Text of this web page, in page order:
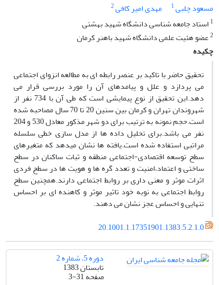
مسعود چلبی1 مهدی امیر کافی2
1 استاد جامعه شناسی دانشگاه شهید بهشتی
2عضو هئیت علمی دانشگاه شهید باهنر کرمان
چکیده
تحقیق حاضر با تاکید بر عنصر رابطه ای به مطالعه انزوای اجتماعی
می پردازد و علل و پیامدهای آن را مورد بررسی قرار می
دهد.این تحقیق از نوع پیمایشی است که طی آن با 734 نفر از
شهروندان تهران و کرمان بین سنین 20 تا 70 سال مصاحبه شده
است.حجم نمونه به ترتیب برای دو شهر مذکور معادل 530 و 204
نفر می باشد.برای تحلیل داده ها از مدل سازی خطی سلسله
مراتبی استفاده شده است.یافته ها نشان میدهد که متغیرهای
سطح توسعه اقتصادی-اجتماعی منطقه و ثبات ساکنان در سطح
ساختی و اعتماد،امنیت و تعدد گره ها و هویت ها در سطح فردی
اثرات موثر و معنی داری بر روابط اجتماعی دارند.همچنین سطح
روابط اجتماعی به نوبه خود تاثیر موثر و کاهنده ای بر احساس
تنهایی و احساس عجز نشان می دهند.
20.1001.1.17351901.1383.5.2.1.0
دوره 5، شماره 2
تابستان 1383
صفحه3-31